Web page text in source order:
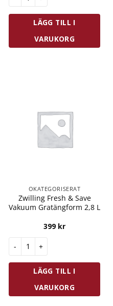
LÄGG TILL I
VARUKORG
OKATEGORISERAT
Zwilling Fresh & Save
Vakuum Gratängform 2,8 L
399 kr
Zwilling Fresh & Save
LÄGG TILL I
VARUKORG